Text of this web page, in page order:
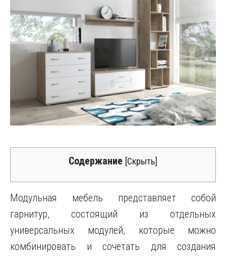
Содержание [Скрыть]
Модульная мебель представляет собой
гарнитур, состоящий из отдельных
универсальных модулей, которые можно
комбинировать и сочетать для создания